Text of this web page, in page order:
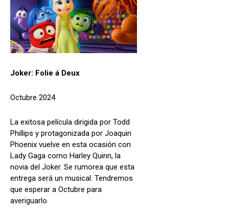
Joker: Folie á Deux
Octubre 2024
La exitosa película dirigida por Todd
Phillips y protagonizada por Joaquin
Phoenix vuelve en esta ocasión con
Lady Gaga como Harley Quinn, la
novia del Joker. Se rumorea que esta
entrega será un musical. Tendremos
que esperar a Octubre para
averiguarlo.